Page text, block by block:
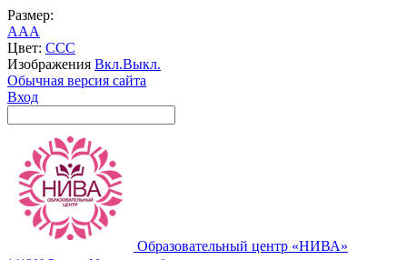
Размер:
AAA
Цвет: CCC
Изображения Вкл.Выкл.
Обычная версия сайта
Вход
Образовательный центр «НИВА»